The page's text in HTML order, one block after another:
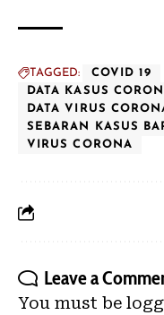
TAGGED:
COVID 19
DATA KASUS
DATA VIRUS
SEBARAN KASUS
VIRUS CORONA
Leave a
You must be